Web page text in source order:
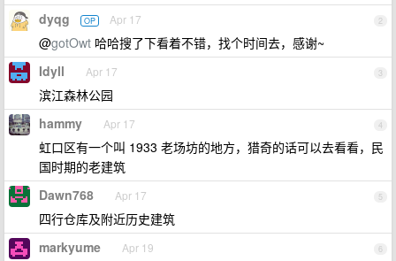
2
dyqg OP Apr 17
@gotOwt 哈哈搜了下看着不错，找个时间去，感谢~
3
Idyll Apr 17
滨江森林公园
4
hammy Apr 17
虹口区有一个叫 1933 老场坊的地方，猎奇的话可以去看看，民
国时期的老建筑
5
Dawn768 Apr 17
四行仓库及附近历史建筑
6
markyume Apr 19